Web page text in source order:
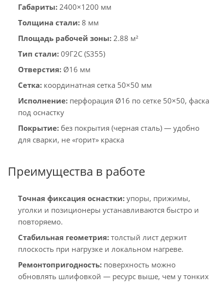
Габариты: 2400×1200 мм
Толщина стали: 8 мм
Площадь рабочей зоны: 2.88 м²
Тип стали: 09Г2С (S355)
Отверстия: Ø16 мм
Сетка: координатная сетка 50×50 мм
Исполнение: перфорация Ø16 по сетке 50×50, фаска
под оснастку
Покрытие: без покрытия (черная сталь) — удобно
для сварки, не «горит» краска
Преимущества в работе
Точная фиксация оснастки: упоры, прижимы,
уголки и позиционеры устанавливаются быстро и
повторяемо.
Стабильная геометрия: толстый лист держит
плоскость при нагрузке и локальном нагреве.
Ремонтопригодность: поверхность можно
обновлять шлифовкой — ресурс выше, чем у тонких